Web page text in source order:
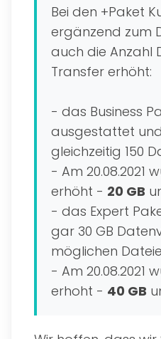
Bei den +Paket
ergänzend zum
auch die Anzahl
Transfer erhöht:
- das Business
ausgestattet
gleichzeitig 150
- Am 20.08.2021
erhöht - 20 GB
- das Expert
gar 30 GB
möglichen
- Am 20.08.2021
erhoht - 40 GB